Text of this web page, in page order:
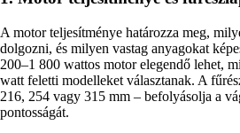
A motor teljesítménye határozza meg,
dolgozni, és milyen vastag anyagokat
200–1 800 wattos motor elegendő lehet,
watt feletti modelleket választanak. A
216, 254 vagy 315 mm – befolyásolja a
pontosságát.